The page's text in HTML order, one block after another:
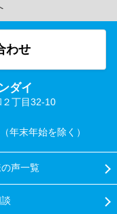
わせ
ダイ
丁目32-10
年末年始を除く）
声一覧